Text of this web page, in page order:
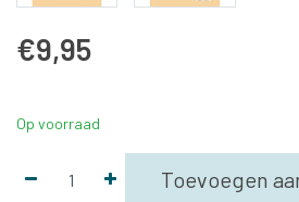
€9,95
Op voorraad
Toevoegen